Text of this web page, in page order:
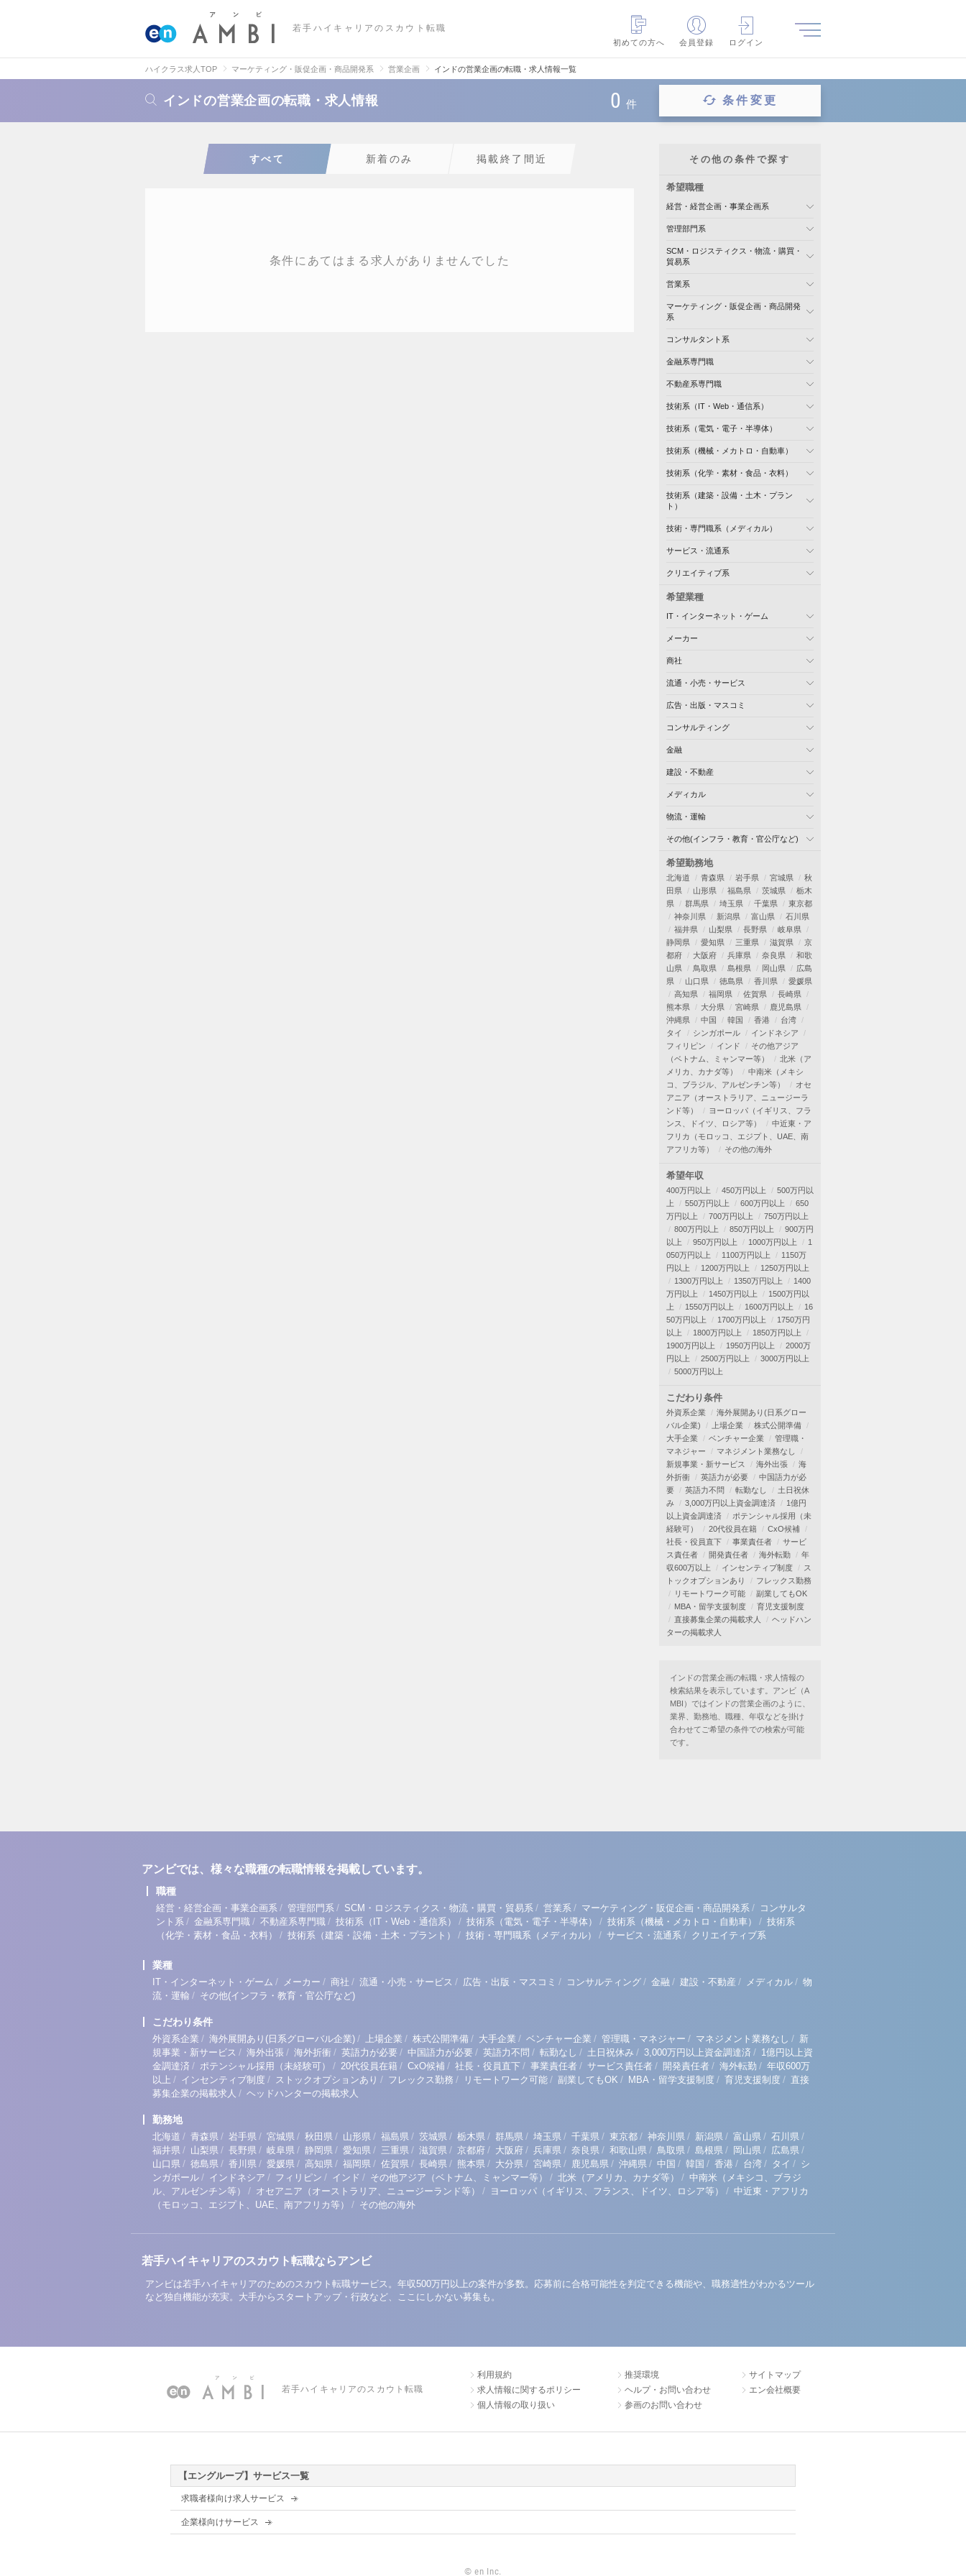
若手ハイキャリアのスカウト転職
初めての方へ
会員登録 ログイン
ハイクラス求人TOP マーケティング・販促企画・商品開発系 営業企画 インドの営業企画の転職・求人情報一覧
インドの営業企画の転職・求人情報 0 件 条件変更
すべて 新着のみ 掲載終了間近
条件にあてはまる求人がありませんでした
その他の条件で探す
希望職種
経営・経営企画・事業企画系
管理部門系
SCM・ロジスティクス・物流・購買・
貿易系
営業系
マーケティング・販促企画・商品開発
系
コンサルタント系
金融系専門職
不動産系専門職
技術系（IT・Web・通信系）
技術系（電気・電子・半導体）
技術系（機械・メカトロ・自動車）
技術系（化学・素材・食品・衣料）
技術系（建築・設備・土木・プラン
ト）
技術・専門職系（メディカル）
サービス・流通系
クリエイティブ系
希望業種
IT・インターネット・ゲーム
メーカー
商社
流通・小売・サービス
広告・出版・マスコミ
コンサルティング
金融
建設・不動産
メディカル
物流・運輸
その他(インフラ・教育・官公庁など)
希望勤務地
北海道 青森県 岩手県 宮城県
秋
田県
山形県 福島県 茨城県
栃木
県
群馬県 埼玉県 千葉県
東京都
神奈川県
新潟県 富山県
石川県
福井県
山梨県 長野県
岐阜県
静岡県
愛知県 三重県 滋賀県
京
都府
大阪府 兵庫県 奈良県
和歌
山県
鳥取県 島根県 岡山県
広島
県
山口県 徳島県 香川県
愛媛県
高知県
福岡県 佐賀県
長崎県
熊本県
大分県 宮崎県
鹿児島県
沖縄県
中国 韓国 香港
台湾
タイ
シンガポール
インドネシア
フィリピン
インド
その他アジア
（ベトナム、ミャンマー等）
北米（ア
メリカ、カナダ等）
中南米（メキシ
コ、ブラジル、アルゼンチン等）
オセ
アニア（オーストラリア、ニュージーラ
ンド等）
ヨーロッパ（イギリス、フラ
ンス、ドイツ、ロシア等）
中近東・ア
フリカ（モロッコ、エジプト、UAE、南
アフリカ等）
その他の海外
希望年収
400万円以上 450万円以上
500万円以
上
550万円以上 600万円以上
650
万円以上
700万円以上
750万円以上
800万円以上
850万円以上
900万円
以上
950万円以上 1000万円以上
1
050万円以上
1100万円以上
1150万
円以上
1200万円以上
1250万円以上
1300万円以上
1350万円以上
1400
万円以上
1450万円以上
1500万円以
上
1550万円以上 1600万円以上
16
50万円以上
1700万円以上
1750万円
以上
1800万円以上
1850万円以上
1900万円以上
1950万円以上
2000万
円以上
2500万円以上
3000万円以上
5000万円以上
こだわり条件
外資系企業
海外展開あり(日系グロー
バル企業)
上場企業
株式公開準備
大手企業
ベンチャー企業
管理職・
マネジャー
マネジメント業務なし
新規事業・新サービス
海外出張
海
外折衝
英語力が必要
中国語力が必
要
英語力不問 転勤なし
土日祝休
み
3,000万円以上資金調達済
1億円
以上資金調達済
ポテンシャル採用（未
経験可）
20代役員在籍
CxO候補
社長・役員直下
事業責任者
サービ
ス責任者
開発責任者 海外転勤
年
収600万以上
インセンティブ制度
ス
トックオプションあり
フレックス勤務
リモートワーク可能
副業してもOK
MBA・留学支援制度
育児支援制度
直接募集企業の掲載求人
ヘッドハン
ターの掲載求人
インドの営業企画の転職・求人情報の
検索結果を表示しています。アンビ（A
MBI）ではインドの営業企画のように、
業界、勤務地、職種、年収などを掛け
合わせてご希望の条件での検索が可能
です。
アンビでは、様々な職種の転職情報を掲載しています。
職種
経営・経営企画・事業企画系 / 管理部門系 / SCM・ロジスティクス・物流・購買・貿易系 / 営業系 / マーケティング・販促企画・商品開発系 / コンサルタ
ント系 / 金融系専門職 / 不動産系専門職 / 技術系（IT・Web・通信系） / 技術系（電気・電子・半導体） / 技術系（機械・メカトロ・自動車） / 技術系
（化学・素材・食品・衣料）
/ 技術系（建築・設備・土木・プラント） / 技術・専門職系（メディカル） / サービス・流通系 / クリエイティブ系
業種
IT・インターネット・ゲーム / メーカー / 商社 / 流通・小売・サービス / 広告・出版・マスコミ / コンサルティング / 金融 / 建設・不動産 / メディカル / 物
流・運輸 / その他(インフラ・教育・官公庁など)
こだわり条件
外資系企業 / 海外展開あり(日系グローバル企業) / 上場企業 / 株式公開準備 / 大手企業 / ベンチャー企業 / 管理職・マネジャー / マネジメント業務なし / 新
規事業・新サービス / 海外出張 / 海外折衝 / 英語力が必要 / 中国語力が必要 / 英語力不問 / 転勤なし / 土日祝休み / 3,000万円以上資金調達済 / 1億円以上資
金調達済 / ポテンシャル採用（未経験可） / 20代役員在籍 / CxO候補 / 社長・役員直下 / 事業責任者 / サービス責任者 / 開発責任者 / 海外転勤 / 年収600万
以上 / インセンティブ制度 / ストックオプションあり / フレックス勤務 / リモートワーク可能 / 副業してもOK / MBA・留学支援制度 / 育児支援制度 / 直接
募集企業の掲載求人 / ヘッドハンターの掲載求人
勤務地
北海道 / 青森県 / 岩手県 / 宮城県 / 秋田県 / 山形県 / 福島県 / 茨城県 / 栃木県 / 群馬県 / 埼玉県 / 千葉県 / 東京都 / 神奈川県 / 新潟県 / 富山県 / 石川県 /
福井県 / 山梨県 / 長野県 / 岐阜県 / 静岡県 / 愛知県 / 三重県 / 滋賀県 / 京都府 / 大阪府 / 兵庫県 / 奈良県 / 和歌山県 / 鳥取県 / 島根県 / 岡山県 / 広島県 /
山口県 / 徳島県 / 香川県 / 愛媛県 / 高知県 / 福岡県 / 佐賀県 / 長崎県 / 熊本県 / 大分県 / 宮崎県 / 鹿児島県 / 沖縄県 / 中国 / 韓国 / 香港 / 台湾 / タイ / シ
ンガポール / インドネシア / フィリピン / インド / その他アジア（ベトナム、ミャンマー等） / 北米（アメリカ、カナダ等） / 中南米（メキシコ、ブラジ
ル、アルゼンチン等）
/ オセアニア（オーストラリア、ニュージーランド等） / ヨーロッパ（イギリス、フランス、ドイツ、ロシア等） / 中近東・アフリカ
（モロッコ、エジプト、UAE、南アフリカ等）
/ その他の海外
若手ハイキャリアのスカウト転職ならアンビ
アンビは若手ハイキャリアのためのスカウト転職サービス。年収500万円以上の案件が多数。応募前に合格可能性を判定できる機能や、職務適性がわかるツール
など独自機能が充実。大手からスタートアップ・行政など、ここにしかない募集も。
若手ハイキャリアのスカウト転職
利用規約
求人情報に関するポリシー
個人情報の取り扱い
推奨環境
ヘルプ・お問い合わせ
参画のお問い合わせ
サイトマップ
エン会社概要
【エングループ】サービス一覧
求職者様向け求人サービス
企業様向けサービス
© en Inc.